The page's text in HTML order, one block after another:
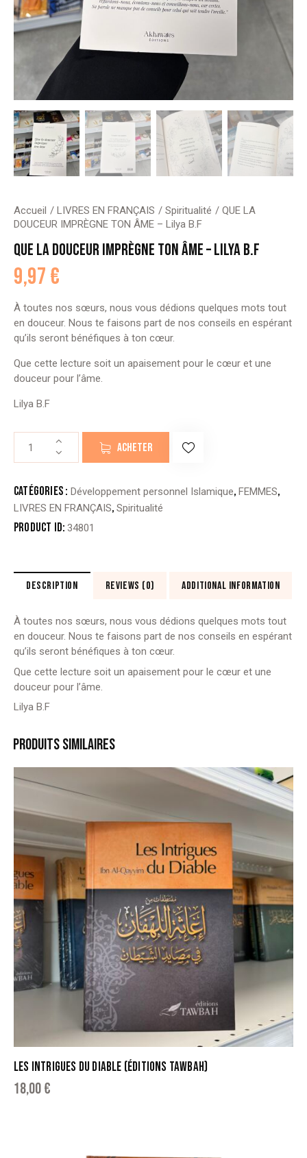
Accueil LIVRES EN FRANÇAIS Spiritualité
QUE LA
DOUCEUR IMPRÈGNE TON ÂME – Lilya B.F
QUE LA DOUCEUR IMPRÈGNE TON ÂME – LILYA B.F
9,97€
À toutes nos sœurs, nous vous dédions quelques mots tout
en douceur. Nous te faisons part de nos conseils en espérant
qu’ils seront bénéfiques à ton cœur.
Que cette lecture soit un apaisement pour le cœur et une
douceur pour l’âme.
Lilya B.F
LA
IMPRÈGNE
TON
Lilya
B.F
ACHETER
Catégories : Développement personnel Islamique,FEMMES,
LIVRES EN FRANÇAIS,Spiritualité
Product ID:34801
DESCRIPTION REVIEWS (0) ADDITIONAL INFORMATION
À toutes nos sœurs, nous vous dédions quelques mots tout
en douceur. Nous te faisons part de nos conseils en espérant
qu’ils seront bénéfiques à ton cœur.
Que cette lecture soit un apaisement pour le cœur et une
douceur pour l’âme.
Lilya B.F
PRODUITS SIMILAIRES
LES INTRIGUES DU DIABLE (ÉDITIONS TAWBAH)
18,00€